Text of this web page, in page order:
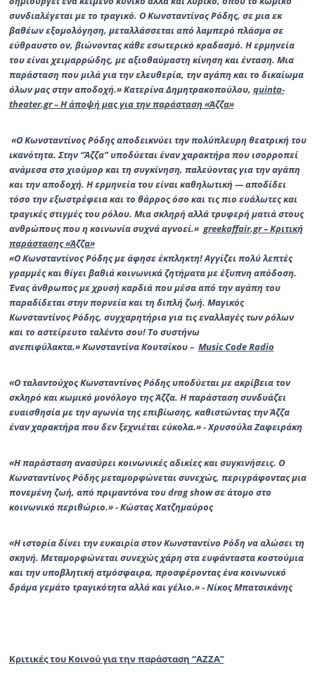
συνδιαλέγεται με το τραγικό. Ο Κωνσταντίνος Ρόδης, σε μια εκ
βαθέων εξομολόγηση, μεταλλάσσεται από λαμπερό πλάσμα σε
εύθραυστο ον, βιώνοντας κάθε εσωτερικό κραδασμό. Η ερμηνεία
του είναι χειμαρρώδης, με αξιοθαύμαστη κίνηση και ένταση. Μια
παράσταση που μιλά για την ελευθερία, την αγάπη και το δικαίωμα
όλων μας στην αποδοχή.»Κατερίνα Δημητρακοπούλου, quinta-
theater.gr – Η άποψή μας για την παράσταση «Άζζα»
«Ο Κωνσταντίνος Ρόδης αποδεικνύει την πολύπλευρη θεατρική του
ικανότητα. Στην “Άζζα” υποδύεται έναν χαρακτήρα που ισορροπεί
ανάμεσα στο χιούμορ και τη συγκίνηση, παλεύοντας για την αγάπη
και την αποδοχή. Η ερμηνεία του είναι καθηλωτική — αποδίδει
τόσο την εξωστρέφεια και το θάρρος όσο και τις πιο ευάλωτες και
τραγικές στιγμές του ρόλου. Μια σκληρή αλλά τρυφερή ματιά στους
ανθρώπους που η κοινωνία συχνά αγνοεί.» greekaffair.gr – Κριτική
παράστασης «Άζζα»
«Ο Κωνσταντίνος Ρόδης με άφησε έκπληκτη! Αγγίζει πολύ λεπτές
γραμμές και θίγει βαθιά κοινωνικά ζητήματα με έξυπνη απόδοση.
Ένας άνθρωπος με χρυσή καρδιά που μέσα από την αγάπη του
παραδίδεται στην πορνεία και τη διπλή ζωή. Μαγικός
Κωνσταντίνος Ρόδης, συγχαρητήρια για τις εναλλαγές των ρόλων
και το αστείρευτο ταλέντο σου! Το συστήνω
ανεπιφύλακτα.»Κωνσταντίνα Κουτσίκου – Music Code Radio
«Ο ταλαντούχος Κωνσταντίνος Ρόδης υποδύεται με ακρίβεια τον
σκληρό και κωμικό μονόλογο της Άζζα. Η παράσταση συνδυάζει
ευαισθησία με την αγωνία της επιβίωσης, καθιστώντας την Άζζα
έναν χαρακτήρα που δεν ξεχνιέται εύκολα.» -Χρυσούλα Ζαφειράκη
«Η παράσταση ανασύρει κοινωνικές αδικίες και συγκινήσεις. Ο
Κωνσταντίνος Ρόδης μεταμορφώνεται συνεχώς, περιγράφοντας μια
πονεμένη ζωή, από πριμαντόνα του drag show σε άτομο στο
κοινωνικό περιθώριο.» -Κώστας Χατζημαύρος
«Η ιστορία δίνει την ευκαιρία στον Κωνσταντίνο Ρόδη να αλώσει τη
σκηνή. Μεταμορφώνεται συνεχώς χάρη στα ευφάνταστα κοστούμια
και την υποβλητική ατμόσφαιρα, προσφέροντας ένα κοινωνικό
δράμα γεμάτο τραγικότητα αλλά και γέλιο.» -Νίκος Μπατσικάνης
Κριτικές του Κοινού για την παράσταση “AZZA”